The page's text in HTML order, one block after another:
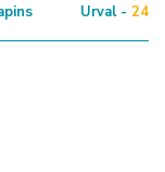
Urval - 24